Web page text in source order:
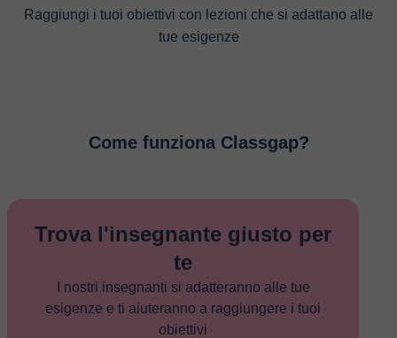
Raggiungi i tuoi obiettivi con lezioni che si adattano alle
tue esigenze
Come funziona Classgap?
Trova l'insegnante giusto per
te
I nostri insegnanti si adatteranno alle tue
esigenze e ti aiuteranno a raggiungere i tuoi
obiettivi